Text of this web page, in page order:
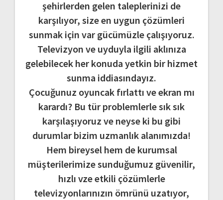
şehirlerden gelen taleplerinizi de
karşılıyor, size en uygun çözümleri
sunmak için var gücümüzle çalışıyoruz.
Televizyon ve uyduyla ilgili aklınıza
gelebilecek her konuda yetkin bir hizmet
sunma iddiasındayız.
Çocuğunuz oyuncak fırlattı ve ekran mı
karardı? Bu tür problemlerle sık sık
karşılaşıyoruz ve neyse ki bu gibi
durumlar bizim uzmanlık alanımızda!
Hem bireysel hem de kurumsal
müşterilerimize sunduğumuz güvenilir,
hızlı vze etkili çözümlerle
televizyonlarınızın ömrünü uzatıyor,